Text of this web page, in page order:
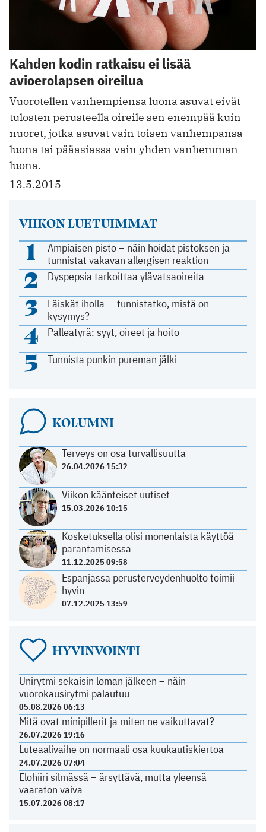
Kahden kodin ratkaisu ei lisää
avioerolapsen oireilua
Vuorotellen vanhempiensa luona asuvat eivät
tulosten perusteella oireile sen enempää kuin
nuoret, jotka asuvat vain toisen vanhempansa
luona tai pääasiassa vain yhden vanhemman
luona.
13.5.2015
VIIKON LUETUIMMAT
1
Ampiaisen pisto – näin hoidat pistoksen ja
tunnistat vakavan allergisen reaktion
2 Dyspepsia tarkoittaa ylävatsaoireita
3
Läiskät iholla — tunnistatko, mistä on
kysymys?
4 Palleatyrä: syyt, oireet ja hoito
5 Tunnista punkin pureman jälki
KOLUMNI
Terveys on osa turvallisuutta
26.04.2026 15:32
Viikon käänteiset uutiset
15.03.2026 10:15
Kosketuksella olisi monenlaista käyttöä
parantamisessa
11.12.2025 09:58
Espanjassa perusterveydenhuolto toimii
hyvin
07.12.2025 13:59
HYVINVOINTI
Unirytmi sekaisin loman jälkeen – näin
vuorokausirytmi palautuu
05.08.2026 06:13
Mitä ovat minipillerit ja miten ne vaikuttavat?
26.07.2026 19:16
Luteaalivaihe on normaali osa kuukautiskiertoa
24.07.2026 07:04
Elohiiri silmässä – ärsyttävä, mutta yleensä
vaaraton vaiva
15.07.2026 08:17